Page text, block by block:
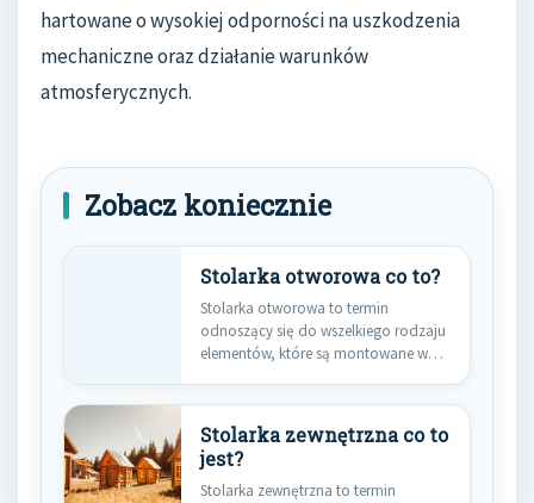
hartowane o wysokiej odporności na uszkodzenia
mechaniczne oraz działanie warunków
atmosferycznych.
Zobacz koniecznie
Stolarka otworowa co to?
Stolarka otworowa to termin
odnoszący się do wszelkiego rodzaju
elementów, które są montowane w
Stolarka zewnętrzna co to
jest?
Stolarka zewnętrzna to termin